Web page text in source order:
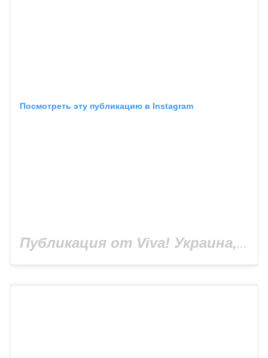
Посмотреть эту публикацию в Instagram
Публикация от Viva! Украина, сайт Viva.ua (@viva_ukraine_magazine)